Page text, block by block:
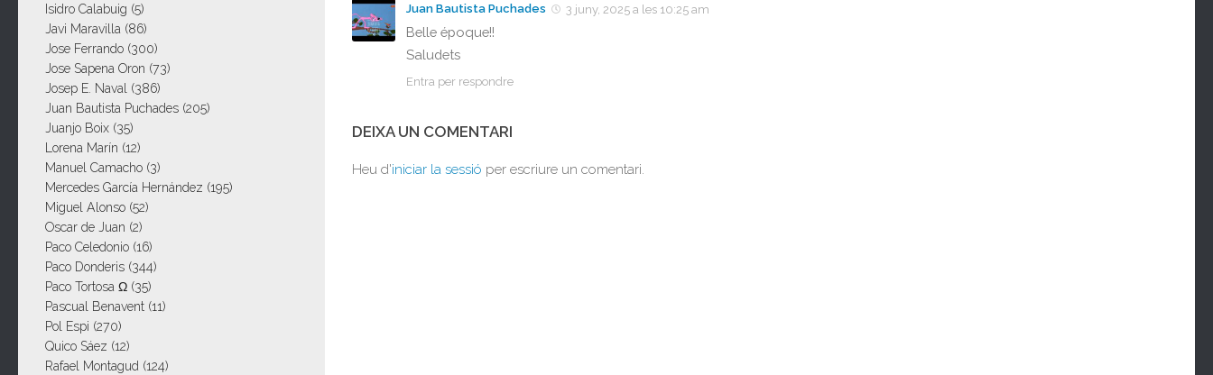
Juan Bautista Puchades 3 juny, 2025 a les 10:25 am
Belle époque!!
Saludets
Entra per respondre
DEIXA UN COMENTARI
Heu d'iniciar la sessió per escriure un comentari.
Isidro Calabuig (5)
Javi Maravilla (86)
Jose Ferrando (300)
Jose Sapena Oron (73)
Josep E. Naval (386)
Juan Bautista Puchades (205)
Juanjo Boix (35)
Lorena Marín (12)
Manuel Camacho (3)
Mercedes García Hernández (195)
Miguel Alonso (52)
Oscar de Juan (2)
Paco Celedonio (16)
Paco Donderis (344)
Paco Tortosa Ω (35)
Pascual Benavent (11)
Pol Espi (270)
Quico Sáez (12)
Rafael Montagud (124)